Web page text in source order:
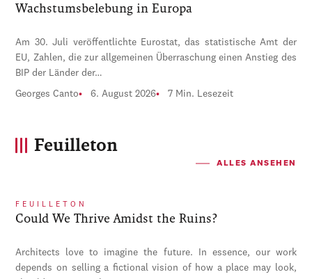
Wachstumsbelebung in Europa
Am 30. Juli veröffentlichte Eurostat, das statistische Amt der
EU, Zahlen, die zur allgemeinen Überraschung einen Anstieg des
BIP der Länder der…
Georges Canto 6. August 2026 7 Min. Lesezeit
Feuilleton
ALLES ANSEHEN
FEUILLETON
Could We Thrive Amidst the Ruins?
Architects love to imagine the future. In essence, our work
depends on selling a fictional vision of how a place may look,